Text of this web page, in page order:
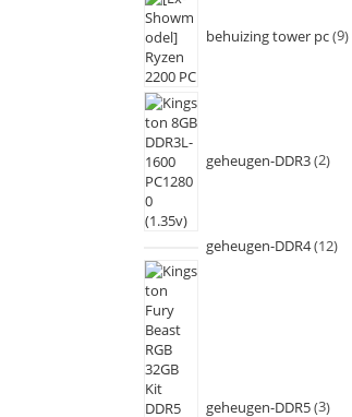
behuizing tower pc 9
geheugen-DDR3 2
geheugen-DDR4 12
geheugen-DDR5 3